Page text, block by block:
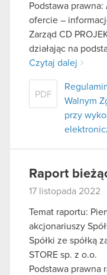
Podstawa
ofercie –
Zarząd CD
działając na
Czytaj dalej
PDF
Walnym
przy
Raport
17 listopada 2022
Temat raportu:
akcjonariuszy
Spółki ze spółką
STORE sp. z o.o.
Podstawa prawna